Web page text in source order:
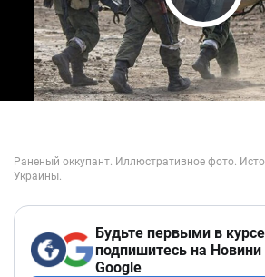
Play
Будьте первыми в
подпишитесь на Новини
Google